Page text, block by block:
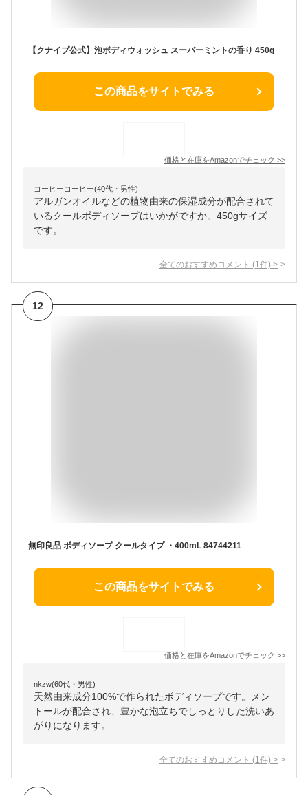
【クナイプ公式】泡ボディウォッシュ スーパーミントの香り 450g
この商品をサイトでみる
価格と在庫をAmazonでチェック >>
コーヒーコーヒー(40代・男性)
アルガンオイルなどの植物由来の保湿成分が配合されて
いるクールボディソープはいかがですか。450gサイズ
です。
全てのおすすめコメント (1 件) >
12
無印良品 ボディソープ クールタイプ ・400mL 84744211
この商品をサイトでみる
価格と在庫をAmazonでチェック >>
nkzw(60代・男性)
天然由来成分100%で作られたボディソープです。メン
トールが配合され、豊かな泡立ちでしっとりした洗いあ
がりになります。
全てのおすすめコメント (1 件) >